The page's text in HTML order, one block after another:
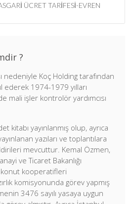
ÜCRET TARİFESİ-EVREN
?
nedeniyle Koç Holding tarafından
ederek 1974-1979 yılları
mali işler kontrolör yardımcısı
kitabı yayınlanmış olup, ayrıca
yazıları ve toplantılara
mevcuttur. Kemal Özmen,
ve Ticaret Bakanlığı
konut kooperatifleri
komisyonunda görev yapmış
3476 sayılı yasaya uygun